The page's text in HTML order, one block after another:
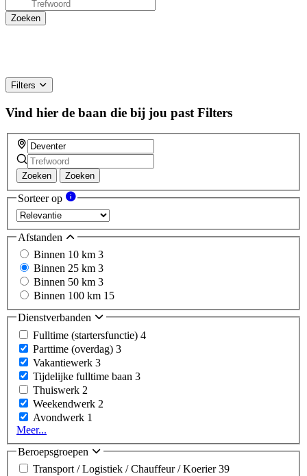
Filters
Vind hier de baan die bij jou past Filters
Zoeken Zoeken
Sorteer op
Afstanden
Binnen 10 km 3
Binnen 25 km 3
Binnen 50 km 3
Binnen 100 km 15
Dienstverbanden
Fulltime (startersfunctie) 4
Parttime (overdag) 3
Vakantiewerk 3
Tijdelijke fulltime baan 3
Thuiswerk 2
Weekendwerk 2
Avondwerk 1
Meer...
Beroepsgroepen
Transport / Logistiek / Chauffeur / Koerier39